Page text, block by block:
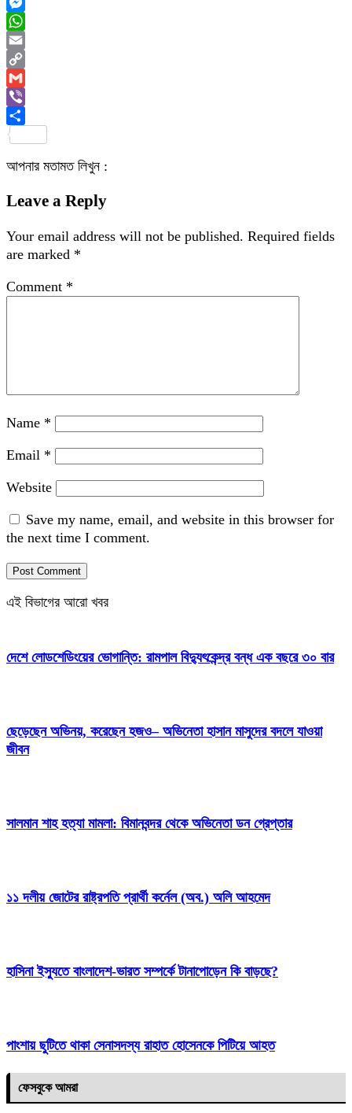
Messenger
WhatsApp
Email
Copy
Link
Gmail
Viber
আপনার মতামত লিখুন :
Leave a Reply
Your email address will not be published. Required fields
are marked *
Comment *
Name *
Email *
Website
Save my name, email, and website in this browser for
the next time I comment.
এই বিভাগের আরো খবর
দেশে লোডশেডিংয়ের ভোগান্তি: রামপাল বিদ্যুৎকেন্দ্র বন্ধ এক বছরে ৩০ বার
ছেড়েছেন অভিনয়, করেছেন হজও– অভিনেতা হাসান মাসুদের বদলে যাওয়া
জীবন
সালমান শাহ হত্যা মামলা: বিমানবন্দর থেকে অভিনেতা ডন গ্রেপ্তার
১১ দলীয় জোটের রাষ্ট্রপতি প্রার্থী কর্নেল (অব.) অলি আহমেদ
হাসিনা ইস্যুতে বাংলাদেশ-ভারত সম্পর্কে টানাপোড়েন কি বাড়ছে?
পাংশায় ছুটিতে থাকা সেনাসদস্য রাহাত হোসেনকে পিটিয়ে আহত
ফেসবুকে আমরা